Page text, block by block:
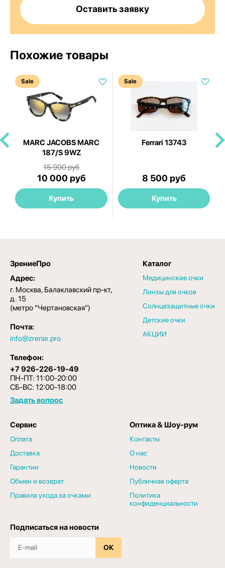
Оставить заявку
Похожие товары
Sale
MARC JACOBS MARC
187/S 9WZ
15 900 руб
10 000 руб
Купить
Sale
Ferrari 13743
8 500 руб
Купить
ЗрениеПро
Адрес:
г. Москва, Балаклавский пр-кт,
д. 15
(метро "Чертановская")
Почта:
info@zrenie.pro
Телефон:
+7 926-226-19-49
ПН-ПТ: 11:00-20:00
СБ-ВС: 12:00-18:00
Задать вопрос
Каталог
Медицинские очки
Линзы для очков
Солнцезащитные очки
Детские очки
АКЦИИ
Сервис
Оплата
Доставка
Гарантии
Обмен и возврат
Правила ухода за очками
Оптика & Шоу-рум
Контакты
О нас
Новости
Публичная оферта
Политика
конфиденциальности
Подписаться на новости
ОК